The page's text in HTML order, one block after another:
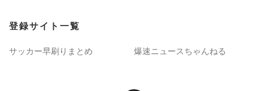
登録サイト一覧
サッカー早刷りまとめ 爆速ニュースちゃんねる